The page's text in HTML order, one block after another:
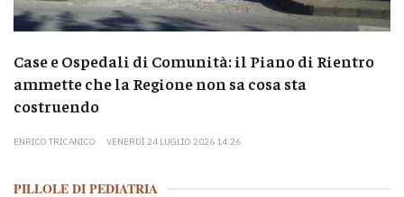
Case e Ospedali di Comunità: il Piano di Rientro
ammette che la Regione non sa cosa sta
costruendo
ENRICO TRICANICO VENERDÌ 24 LUGLIO 2026 14:26
PILLOLE DI PEDIATRIA